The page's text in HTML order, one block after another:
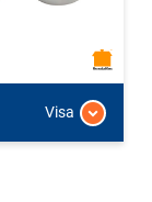
Visa